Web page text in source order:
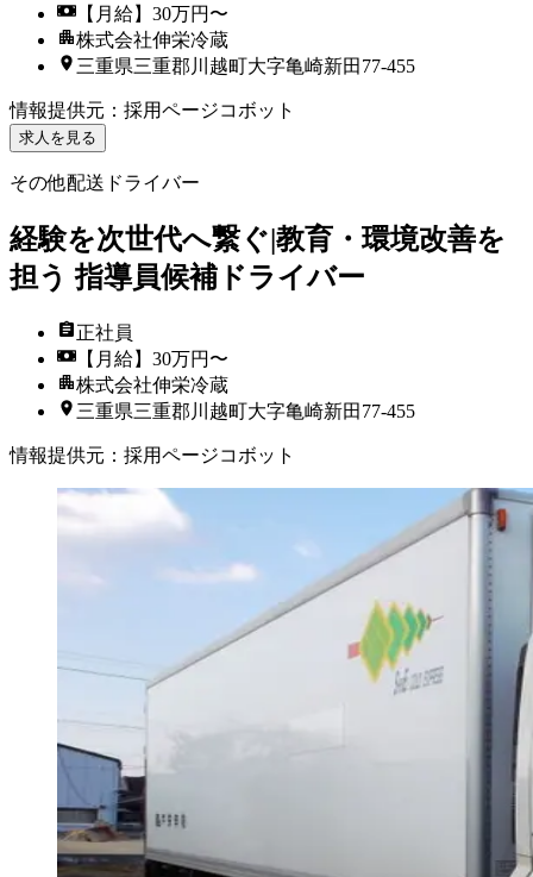
【月給】30万円〜
株式会社伸栄冷蔵
三重県三重郡川越町大字亀崎新田77-455
情報提供元 ： 採用ページコボット
求人を見る
その他配送ドライバー
経験を次世代へ繋ぐ|教育・環境改善を
担う 指導員候補ドライバー
正社員
【月給】30万円〜
株式会社伸栄冷蔵
三重県三重郡川越町大字亀崎新田77-455
情報提供元 ： 採用ページコボット